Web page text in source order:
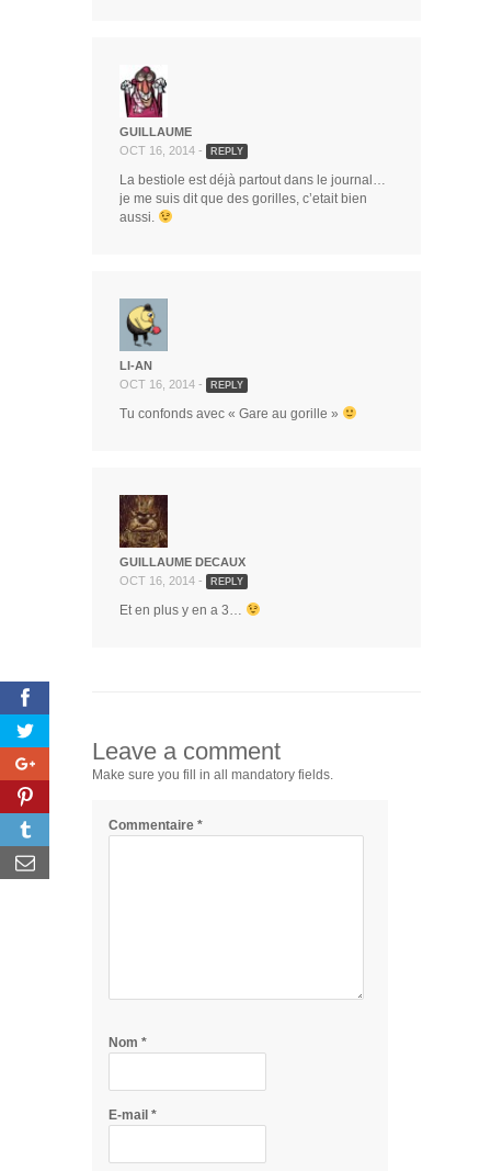
GUILLAUME
OCT 16, 2014 -
REPLY
La bestiole est déjà partout dans le journal…
je me suis dit que des gorilles, c’etait bien
aussi.
LI-AN
OCT 16, 2014 -
REPLY
Tu confonds avec « Gare au gorille »
GUILLAUME DECAUX
OCT 16, 2014 -
REPLY
Et en plus y en a 3…
Leave a comment
Make sure you fill in all mandatory fields.
Commentaire *
Nom *
E-mail *